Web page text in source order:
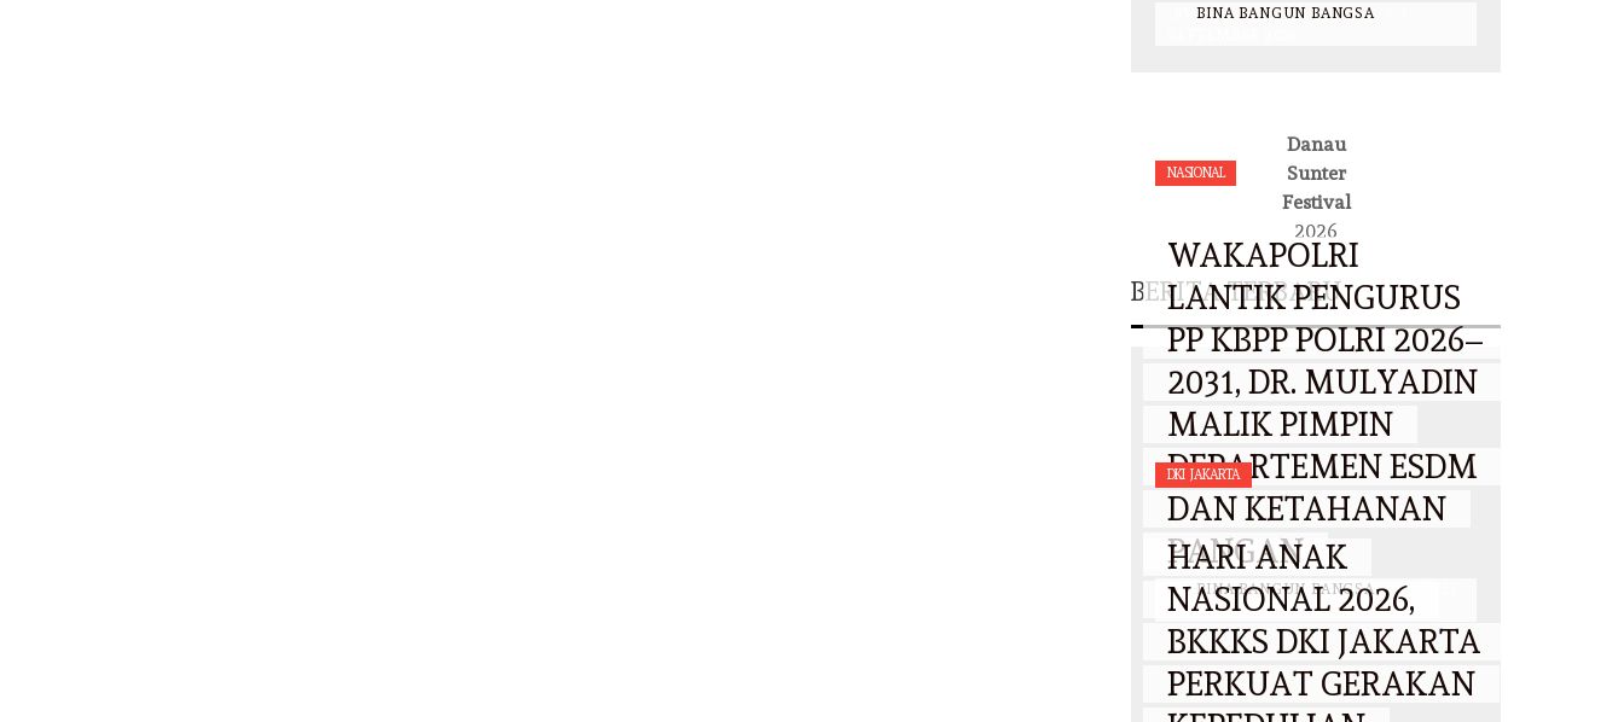
BINA BANGUN BANGSA
Danau
Sunter
Festival
2026
BERITA TERBARU
NASIONAL
WAKAPOLRI
LANTIK PENGURUS
PP KBPP POLRI 2026–
2031, DR. MULYADIN
MALIK PIMPIN
DEPARTEMEN ESDM
DAN KETAHANAN
PANGAN
BY BINA BANGUN BANGSA /
29 JULI
2026
DKI JAKARTA
HARI ANAK
NASIONAL 2026,
BKKKS DKI JAKARTA
PERKUAT GERAKAN